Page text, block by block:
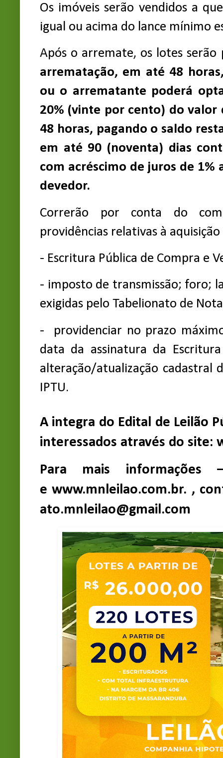
Os imóveis serão vendidos a
igual ou acima do lance mínimo
Após o arremate, os lotes serão
arrematação, em até 48
ou o arrematante poderá
20% (vinte por cento) do
48 horas, pagando o saldo
em até 90 (noventa) dias
com acréscimo de juros de
devedor.
Correrão por conta do
providências relativas à
- Escritura Pública de Compra e
- imposto de transmissão; foro;
exigidas pelo Tabelionato de
- providenciar no prazo
data da assinatura da
alteração/atualização cadastral
IPTU.
A integra do Edital de Leilão
interessados através do site:
Para mais informações
ewww.mnleilao.com.br. ,
ato.mnleilao@gmail.com